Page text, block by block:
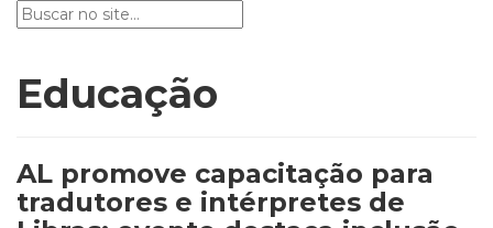
Educação
AL promove capacitação para
tradutores e intérpretes de